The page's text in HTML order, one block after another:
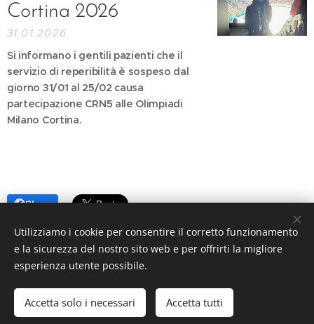
Cortina 2026
31.01.2026
Si informano i gentili pazienti che il
servizio di reperibilità è sospeso dal
giorno 31/01 al 25/02 causa
partecipazione CRN5 alle Olimpiadi
Milano Cortina.
Share
P.iva06556860960
Powered by
Webnode Cookies
Utilizziamo i cookie per consentire il corretto funzionamento
e la sicurezza del nostro sito web e per offrirti la migliore
esperienza utente possibile.
Accetta solo i necessari Accetta tutti